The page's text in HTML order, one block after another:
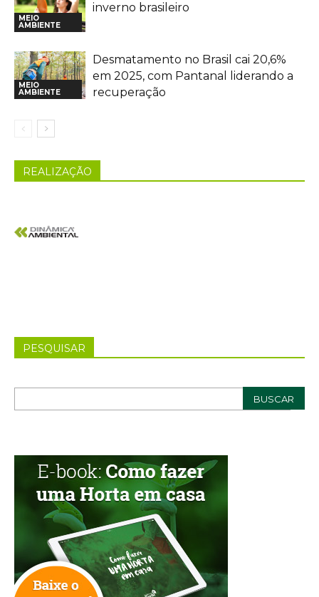
MEIO
AMBIENTE
inverno brasileiro
MEIO
AMBIENTE
Desmatamento no Brasil cai 20,6%
em 2025, com Pantanal liderando a
recuperação
REALIZAÇÃO
PESQUISAR